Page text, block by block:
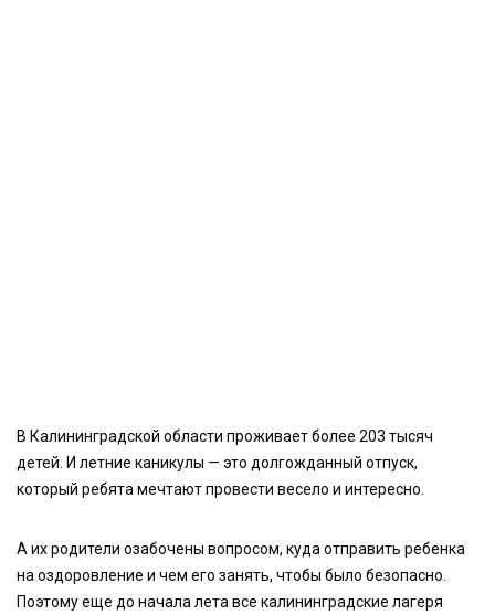
В Калининградской области проживает более 203 тысяч
детей. И летние каникулы — это долгожданный отпуск,
который ребята мечтают провести весело и интересно.
А их родители озабочены вопросом, куда отправить ребенка
на оздоровление и чем его занять, чтобы было безопасно.
Поэтому еще до начала лета все калининградские лагеря